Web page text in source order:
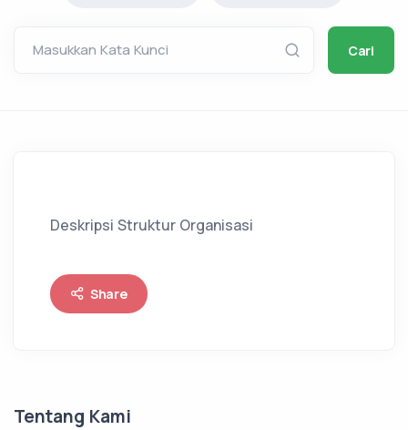
Masukkan Kata Kunci Cari
Deskripsi Struktur Organisasi
Share
Tentang Kami